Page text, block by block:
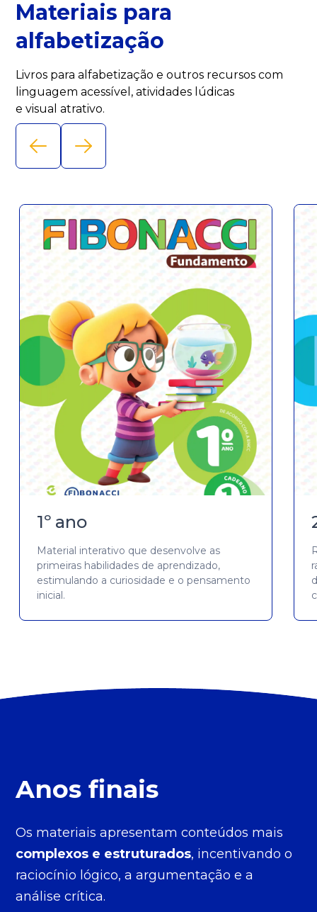
Materiais para
alfabetização
Livros para alfabetização e outros recursos com
linguagem acessível, atividades lúdicas
e visual atrativo.
1º ano
Material interativo que desenvolve as
primeiras habilidades de aprendizado,
estimulando a curiosidade e o pensamento
inicial.
Anos finais
Os materiais apresentam conteúdos mais
complexos e estruturados, incentivando o
raciocínio lógico, aargumentação e a
análise crítica.